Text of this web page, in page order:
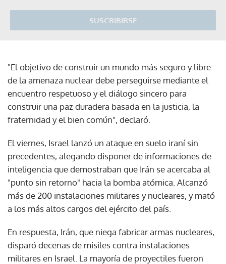
SUSCRIBIRSE
"El objetivo de construir un mundo más seguro y libre
de la amenaza nuclear debe perseguirse mediante el
encuentro respetuoso y el diálogo sincero para
construir una paz duradera basada en la justicia, la
fraternidad y el bien común", declaró.
El viernes, Israel lanzó un ataque en suelo iraní sin
precedentes, alegando disponer de informaciones de
inteligencia que demostraban que Irán se acercaba al
"punto sin retorno" hacia la bomba atómica. Alcanzó
más de 200 instalaciones militares y nucleares, y mató
a los más altos cargos del ejército del país.
En respuesta, Irán, que niega fabricar armas nucleares,
disparó decenas de misiles contra instalaciones
militares en Israel. La mayoría de proyectiles fueron